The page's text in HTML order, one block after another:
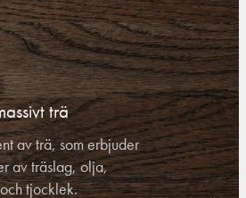
trä
av trä, som erbjuder
av träslag, olja,
tjocklek.